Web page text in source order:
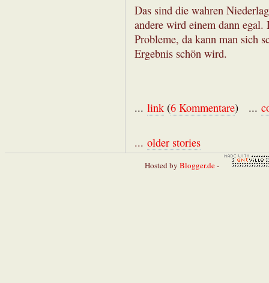
Das sind die wahren
andere wird einem dann egal.
Probleme, da kann man sich
Ergebnis schön wird.
... link (6 Kommentare) ...
... older stories
Hosted by Blogger.de-